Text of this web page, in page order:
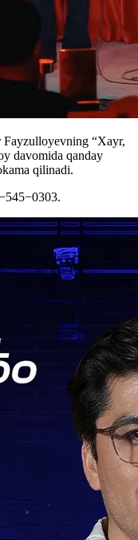
Fayzulloyevning “Xayr,
davomida qanday
qilinadi.